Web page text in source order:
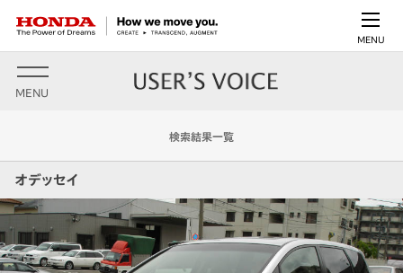
MENU
MENU
検索結果一覧
オデッセイ